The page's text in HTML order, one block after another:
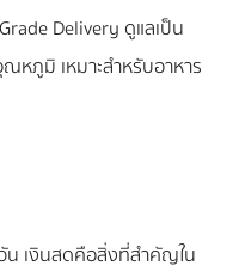
Delivery ดูแลเป็น
หภูมิ เหมาะสำหรับอาหาร
วัน เงินสดคือสิ่งที่สำคัญใน